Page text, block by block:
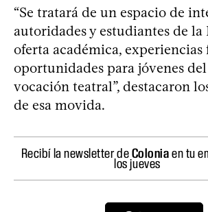
“Se tratará de un espacio de
autoridades y estudiantes de la
oferta académica, experiencias
oportunidades para jóvenes
vocación teatral”, destacaron
de esa movida.
Recibí la newsletter deColoniaen tu
los jueves